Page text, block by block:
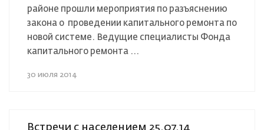
районе прошли мероприятия по разъяснению
закона о проведении капитального ремонта по
новой системе. Ведущие специалисты Фонда
капитального ремонта ...
30 июля 2014
Встречи с населением 25.07.14